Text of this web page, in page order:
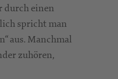
durch einen
spricht man
aus. Manchmal
zuhören,